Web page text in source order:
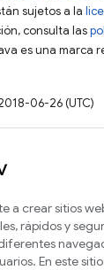
sujetos a la
consulta las
es una marca
06-26 (UTC)
a crear sitios
rápidos y
En este